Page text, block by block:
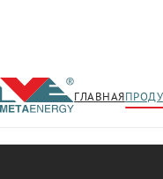
ГЛАВНАЯ
← Продукция/